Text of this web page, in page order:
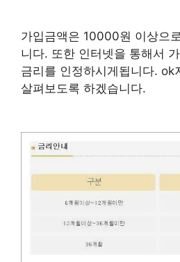
가입금액은 10000원 이상으
니다. 또한 인터넷을 통해서
금리를 인정하시게됩니다. ok
살펴보도록 하겠습니다.